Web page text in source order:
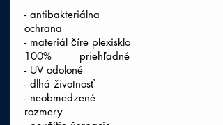
- antibakteriálna
ochrana
- materiál číre plexisklo
100% priehľadné
- UV odoloné
- dlhá životnosť
- neobmedzené
rozmery